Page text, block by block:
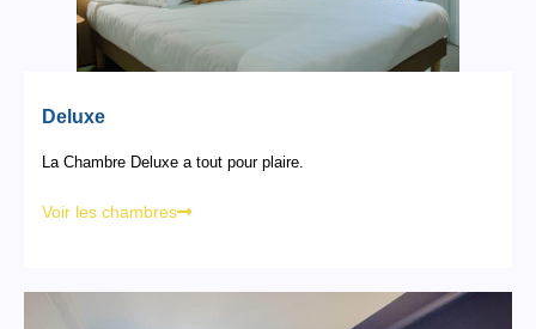
Deluxe
La Chambre Deluxe a tout pour plaire.
Voir les chambres